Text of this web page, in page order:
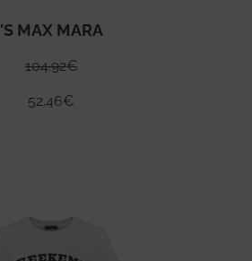
'S MAX MARA
104.92€
52.46€